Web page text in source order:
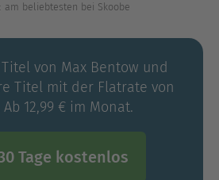
am beliebtesten bei Skoobe
von Max Bentow und
Titel mit der Flatrate von
Ab 12,99 € im Monat.
Tage kostenlos